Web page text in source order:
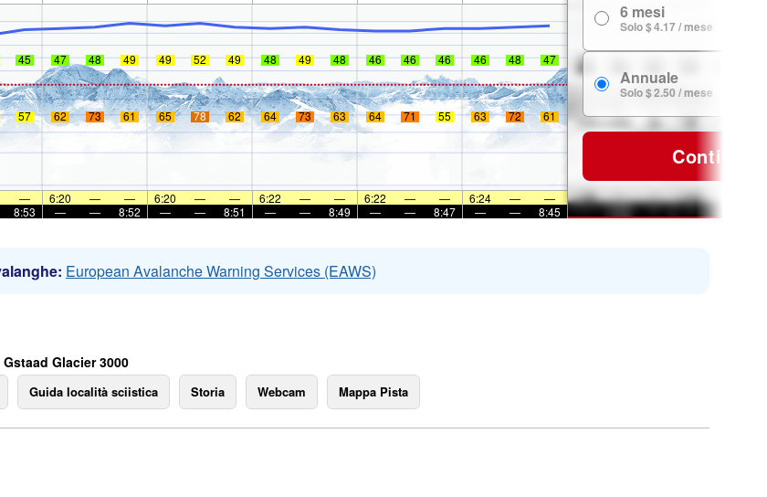
45 47 48 49 49 52 49 48 49 48 46 46 46 46 48 47
57 62 73 61 65 78 62 64 73 63 64 71 55 63 72 61
— 6:20 — — 6:20 — — 6:22 — — 6:22 — — 6:24 —
—
8:53 — — 8:52 — — 8:51 — — 8:49 — — 8:47 — — 8:45
6 mesi
Solo $ 4.17 / mese
Annuale
Solo $ 2.50 / mese
Continua
European Avalanche Warning Services (EAWS)
Glacier 3000
Guida località sciistica Storia Webcam Mappa Pista